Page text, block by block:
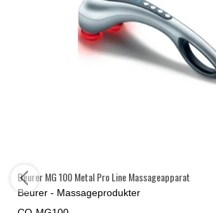
Beurer MG 100 Metal Pro Line Massageapparat
Beurer - Massageprodukter